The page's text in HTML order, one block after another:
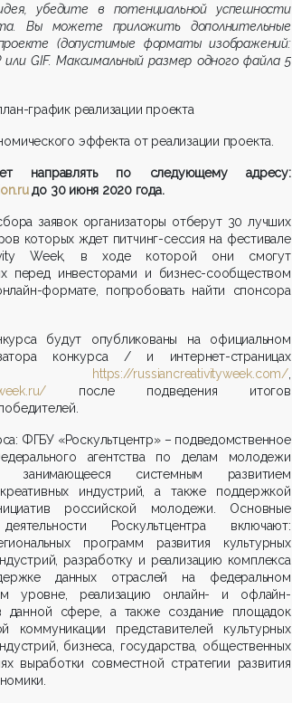
убедите в потенциальной успешности
Вы можете приложить дополнительные
(допустимые форматы изображений:
или GIF. Максимальный размер одного файла 5
график реализации проекта
эффекта от реализации проекта.
направлять по следующему адресу:
до 30 июня 2020 года.
заявок организаторы отберут 30 лучших
которых ждет питчинг-сессия на фестивале
Week, в ходе которой они смогут
перед инвесторами и бизнес-сообществом
формате, попробовать найти спонсора
будут опубликованы на официальном
конкурса
/ и интернет-страницах
https://russiancreativityweek.com/
после подведения итогов
ФГБУ «Роскультцентр» – подведомственное
агентства по делам молодежи
занимающееся системным развитием
индустрий, а также поддержкой
российской молодежи. Основные
Роскультцентра включают:
программ развития культурных
разработку и реализацию комплекса
данных отраслей на федеральном
уровне, реализацию онлайн- и офлайн-
данной сфере, а также создание площадок
коммуникации представителей культурных
бизнеса, государства, общественных
выработки совместной стратегии развития